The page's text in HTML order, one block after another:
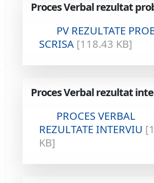
Proces Verbal rezultat
PV REZULTATE
SCRISA [118.43 KB]
Proces Verbal rezultat
PROCES VERBAL
REZULTATE INTERVIU
KB]